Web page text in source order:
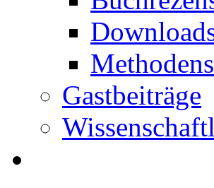
Gastbeiträge